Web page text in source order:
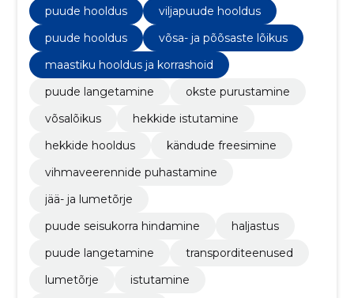
äravedu, okste tagasilõikus, puude istutamine,
linnupesade eemaldamine, abi raielubade taotlemisel.
puude hooldus
viljapuude hooldus
puude hooldus
võsa- ja põõsaste lõikus
maastiku hooldus ja korrashoid
puude langetamine
okste purustamine
võsalõikus
hekkide istutamine
hekkide hooldus
kändude freesimine
vihmaveerennide puhastamine
jää- ja lumetõrje
puude seisukorra hindamine
haljastus
puude langetamine
transporditeenused
lumetõrje
istutamine